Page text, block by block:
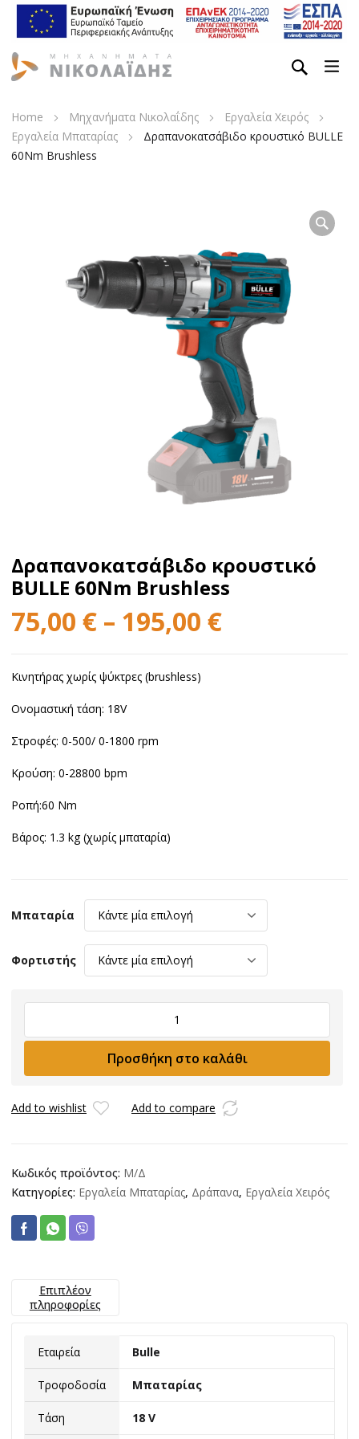
Home Μηχανήματα Νικολαΐδης
Εργαλεία Χειρός
Εργαλεία Μπαταρίας
Δραπανοκατσάβιδο κρουστικό BULLE
60Nm Brushless
Δραπανοκατσάβιδο κρουστικό
BULLE 60Nm Brushless
75,00 € – 195,00 €
Κινητήρας χωρίς ψύκτρες (brushless)
Ονομαστική τάση: 18V
Στροφές: 0-500/ 0-1800 rpm
Κρούση: 0-28800 bpm
Ροπή:60 Nm
Βάρος: 1.3 kg (χωρίς μπαταρία)
Μπαταρία
Φορτιστής
BULLE
Brushless
Προσθήκη στο καλάθι
Add to wishlist Add to compare
Κωδικός προϊόντος: Μ/Δ
Κατηγορίες: Εργαλεία Μπαταρίας, Δράπανα, Εργαλεία Χειρός
Επιπλέον
πληροφορίες
Εταιρεία Bulle
Τροφοδοσία Μπαταρίας
Τάση 18 V